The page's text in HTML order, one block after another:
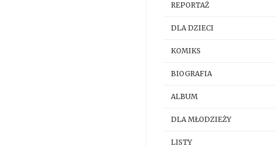
REPORTAŻ
DLA DZIECI
KOMIKS
BIOGRAFIA
ALBUM
DLA MŁODZIEŻY
LISTY